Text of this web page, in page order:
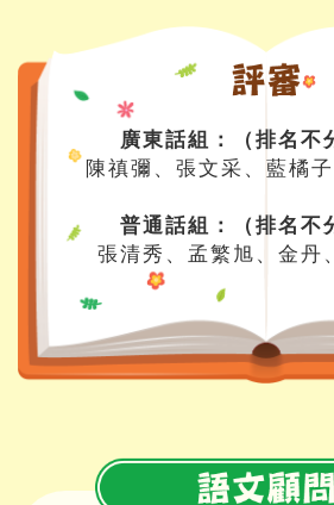
廣東話組：（排名不
陳禛彌、張文采、藍橘
普通話組：（排名不
張清秀、孟繁旭、金丹